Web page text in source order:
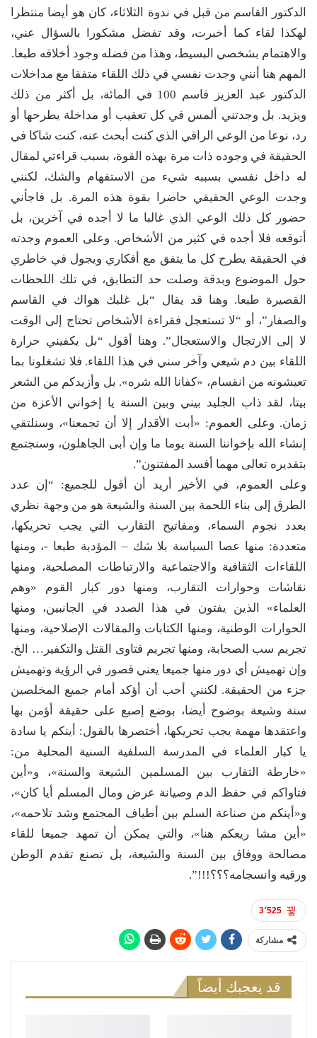
الدكتور القاسم من قبل في ندوة الثلاثاء، كان هو أيضا منتظرا
لهكذا لقاء كما أخبرت، وقد تفضل مشكورا بالسؤال عني،
والاهتمام بشخصي البسيط، وهذا من فضله وجود أخلاقه طبعا.
المهم هنا أنني وجدت نفسي في ذلك اللقاء متفقا مع مداخلات
الدكتور عبد العزيز قاسم 100 في المائة، بل أكثر من ذلك
ويزيد. بل وجدتني ألمس في كل تعقيب أو مداخلة يطرحها أو
رد، نوعا من الوعي الراقي الذي كنت أبحث عنه، كنت شاكا في
الحقيقة في وجوده ذات مرة بهذه القوة، بسبب قراءتي لمقال
له داخل نفسي بسببه شيء من الاستفهام والشك، لكنني
وجدت الوعي الحقيقي حاضرا بقوة هذه المرة. بل فاجأني
حضور كل ذلك الوعي الذي غالبا ما لا أجده في آخرين، بل
أتوقعه فلا أجده في كثير من الأشخاص. وعلى العموم وجدته
في الحقيقة يطرح كل ما يتفق مع أفكاري ويجول في خاطري
حول الموضوع وبدقة وصلت حد التطابق، في تلك اللحظات
القصيرة طبعا. وهنا قد يقال “بل غلبك هواك في القاسم
والصفار”، أو “لا تستعجل فقراءة الأشخاص تحتاج إلى الوقت
لا إلى الارتجال والاستعجال”. وهنا أقول “بل يكفيني حرارة
اللقاء بين دم شيعي وآخر سني في هذا اللقاء. فلا تشغلونا بما
تعيشونه من انقسام، «كفانا الله شره». بل وأزيدكم من الشعر
بيتا، لقد ذاب الجليد بيني وبين السنة يا إخواني الأعزة من
زمان. وعلى العموم: «أبت الأقدار إلا أن تجمعنا»، وسنلتقي
إنشاء الله بإخواننا السنة يوما ما وإن أبى الجاهلون، وسنجتمع
بتقديره تعالى مهما أفسد المفتنون”.
وعلى العموم، في الأخير أريد أن أقول للجميع: “إن عدد
الطرق إلى بناء اللحمة بين السنة والشيعة هو من وجهة نظري
بعدد نجوم السماء، ومفاتيح التقارب التي يجب تحريكها،
متعددة: منها عصا السياسة بلا شك – المؤدبة طبعا -، ومنها
اللقاءات الثقافية والاجتماعية والارتباطات المصلحية، ومنها
نقاشات وحوارات التقارب، ومنها دور كبار القوم «وهم
العلماء» الذين يفتون في هذا الصدد في الجانبين، ومنها
الحوارات الوطنية، ومنها الكتابات والمقالات الإصلاحية، ومنها
تجريم سب الصحابة، ومنها تجريم فتاوى القتل والتكفير… الخ.
وإن تهميش أي دور منها جميعا يعني قصور في الرؤية وتهميش
جزء من الحقيقة. لكنني أحب أن أؤكد أمام جميع المخلصين
سنة وشيعة بوضوح أيضا، بوضع إصبع على حقيقة أؤمن بها
واعتقدها مهمة يجب تحريكها، أختصرها بالقول: أينكم يا سادة
يا كبار العلماء في المدرسة السلفية السنية المحلية من:
«خارطة التقارب بين المسلمين الشيعة والسنة»، و«أين
فتاواكم في حفظ الدم وصيانة عرض ومال المسلم أيا كان»،
و«أينكم من صناعة السلم بين أطياف المجتمع وشد تلاحمه»،
«أين مشا ريعكم هنا»، والتي يمكن أن تمهد جميعا للقاء
مصالحة ووفاق بين السنة والشيعة، بل تصنع تقدم الوطن
ورقيه وانسجامه؟؟؟!!!”.
3٬525
مشاركة
قد يعجبك أيضاً